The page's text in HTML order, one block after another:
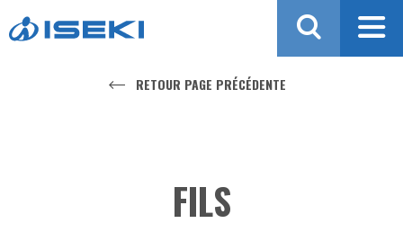
RETOUR PAGE PRÉCÉDENTE
FILS